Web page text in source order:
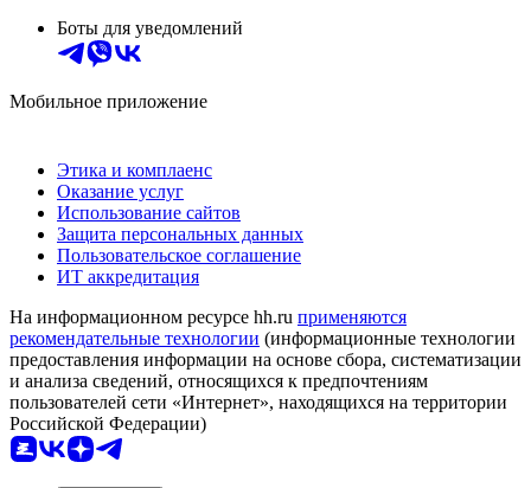
Боты для уведомлений
Мобильное приложение
Этика и комплаенс
Оказание услуг
Использование сайтов
Защита персональных данных
Пользовательское соглашение
ИТ аккредитация
На информационном ресурсе hh.ru применяются
рекомендательные технологии (информационные технологии
предоставления информации на основе сбора, систематизации
и анализа сведений, относящихся к предпочтениям
пользователей сети «Интернет», находящихся на территории
Российской Федерации)